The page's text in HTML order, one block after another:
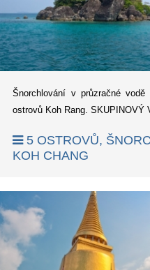
Šnorchlování v průzračné
ostrovů Koh Rang. SKUPINOVÝ
5 OSTROVŮ,
KOH CHANG